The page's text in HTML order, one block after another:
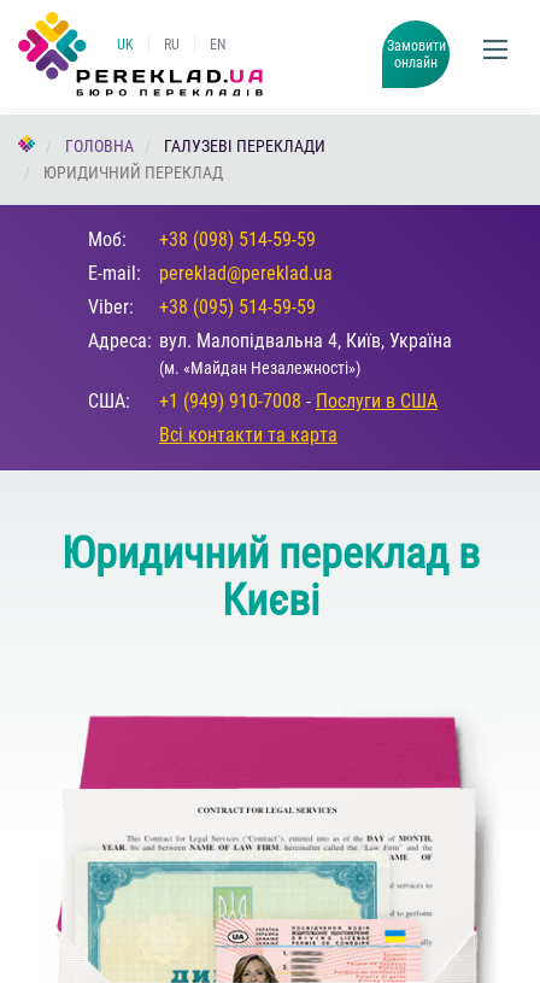
UK RU EN
Замовити
онлайн
ГОЛОВНА
ГАЛУЗЕВІ ПЕРЕКЛАДИ
ЮРИДИЧНИЙ ПЕРЕКЛАД
Моб:
+38 (098) 514-59-59
E-mail:
pereklad@pereklad.ua
Viber:
+38 (095) 514-59-59
Адреса: вул. Малопідвальна 4, Київ, Україна
(м. «Майдан Незалежності»)
США: +1 (949) 910-7008 - Послуги в США
Всі контакти та карта
Юридичний переклад в
Києві